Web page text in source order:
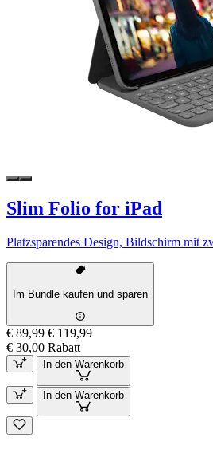
Slim Folio for iPad
Platzsparendes Design, Bildschirm mit
Im Bundle kaufen und sparen
€ 89,99 € 119,99
€ 30,00 Rabatt
In den Warenkorb
In den Warenkorb